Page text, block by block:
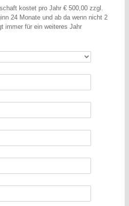
kostet pro Jahr € 500,00 zzgl.
24 Monate und ab da wenn nicht 2
immer für ein weiteres Jahr